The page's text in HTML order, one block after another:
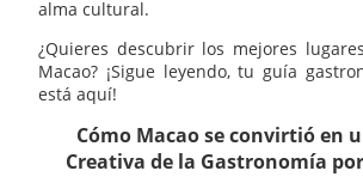
alma cultural.
¿Quieres descubrir los mejores
Macao? ¡Sigue leyendo, tu guía
está aquí!
Cómo Macao se convirtió en
Creativa de la Gastronomía por